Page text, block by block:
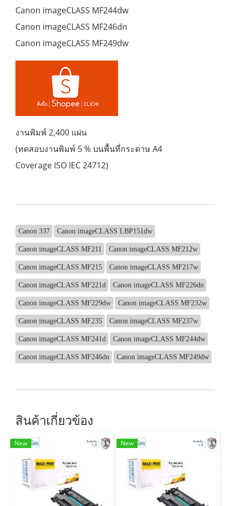
Canon imageCLASS MF244dw
Canon imageCLASS MF246dn
Canon imageCLASS MF249dw
งานพิมพ์ 2,400 แผ่น
(ทดสอบงานพิมพ์ 5 % บนพื้นที่กระดาษ A4
Coverage ISO IEC 24712)
Canon 337 Canon imageCLASS LBP151dw
Canon imageCLASS MF211 Canon imageCLASS MF212w
Canon imageCLASS MF215 Canon imageCLASS MF217w
Canon imageCLASS MF221d Canon imageCLASS MF226dn
Canon imageCLASS MF229dw Canon imageCLASS MF232w
Canon imageCLASS MF235 Canon imageCLASS MF237w
Canon imageCLASS MF241d Canon imageCLASS MF244dw
Canon imageCLASS MF246dn Canon imageCLASS MF249dw
สินค้าเกี่ยวข้อง
New New